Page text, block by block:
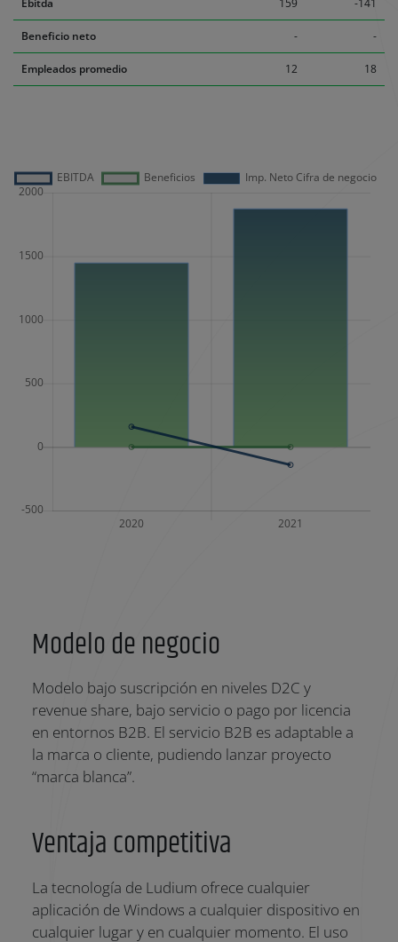
Beneficio neto - -
Empleados promedio 12 18
Modelo de negocio
Modelo bajo suscripción en niveles D2C y
revenue share, bajo servicio o pago por licencia
en entornos B2B. El servicio B2B es adaptable a
la marca o cliente, pudiendo lanzar proyecto
“marca blanca”.
Ventaja competitiva
La tecnología de Ludium ofrece cualquier
aplicación de Windows a cualquier dispositivo en
cualquier lugar y en cualquier momento. El uso